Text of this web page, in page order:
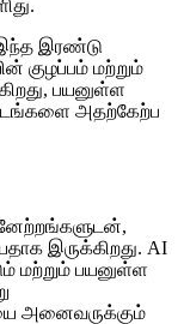
இரண்டு
குழப்பம் மற்றும்
பயனுள்ள
அதற்கேற்ப
இருக்கிறது. AI
மற்றும் பயனுள்ள
அனைவருக்கும்